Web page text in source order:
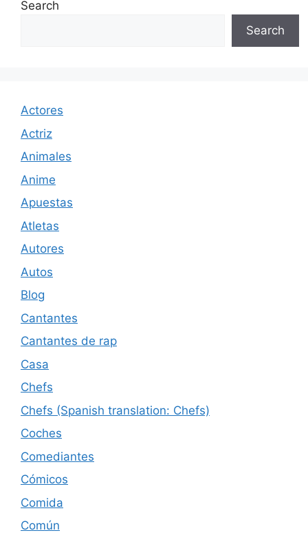
Search
Search
Actores
Actriz
Animales
Anime
Apuestas
Atletas
Autores
Autos
Blog
Cantantes
Cantantes de rap
Casa
Chefs
Chefs (Spanish translation: Chefs)
Coches
Comediantes
Cómicos
Comida
Común